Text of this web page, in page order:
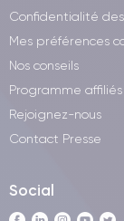
Confidentialité
Mes préférences
Nos conseils
Programme affiliés
Rejoignez-nous
Contact Presse
Social